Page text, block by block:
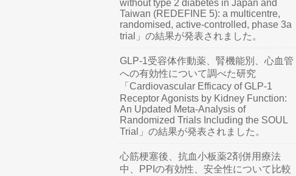
without type 2 diabetes in Japan and
Taiwan (REDEFINE 5): a multicentre,
randomised, active-controlled, phase 3a
trial」の結果が発表されました。
GLP-1受容体作動薬、腎機能別、心血管
への有効性について調べた研究
「Cardiovascular Efficacy of GLP-1
Receptor Agonists by Kidney Function:
An Updated Meta-Analysis of
Randomized Trials Including the SOUL
Trial」の結果が発表されました。
心筋梗塞後、抗血小板薬2剤併用療法
中、PPIの有効性、安全性について比較